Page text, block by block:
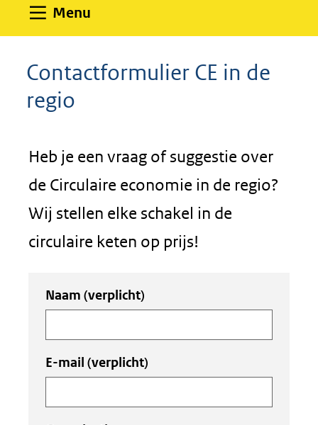
Menu
Contactformulier CE in de
regio
Heb je een vraag of suggestie over
de Circulaire economie in de regio?
Wij stellen elke schakel in de
circulaire keten op prijs!
Uw
Naam (verplicht)
E-mail (verplicht)